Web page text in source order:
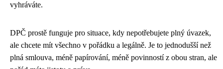
vyhráváte.
DPČ prostě funguje pro situace, kdy nepotřebujete plný úvazek,
ale chcete mít všechno v pořádku a legálně. Je to jednodušší než
plná smlouva, méně papírování, méně povinností z obou stran, ale